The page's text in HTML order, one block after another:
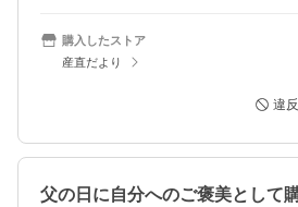
購入したストア
産直だより
違